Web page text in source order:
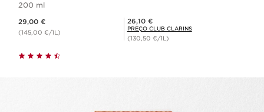
200 ml
29,00 €
(145,00 €/1L)
Preço Club Clarins 26,10 €
26,10 €
PREÇO CLUB CLARINS
(130,50 €/1L)